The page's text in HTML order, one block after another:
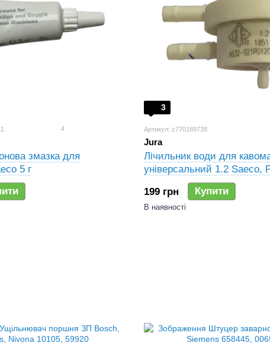
4
змазка для
5 г
3
Артикул: z770189738
Jura
Лічильник води для
універсальний 1.2 Saeco,
Delonghi, Jura, Siemens,
5213214671, 5213225251
199 грн Купити
В наявності